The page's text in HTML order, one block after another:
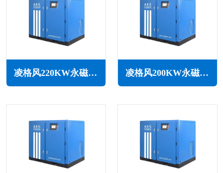
凌格风220KW永磁变频无油水润滑空压机LSW PM系列 凌格风200KW永磁变频无油水润滑空压机LSW PM系列